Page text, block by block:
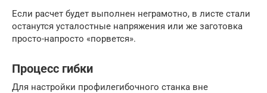
Если расчет будет выполнен неграмотно, в листе стали
останутся усталостные напряжения или же заготовка
просто-напросто «порвется».
Процесс гибки
Для настройки профилегибочного станка вне